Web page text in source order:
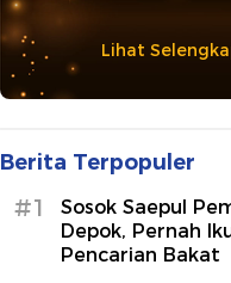
Lihat
Berita Terpopuler
#1
Sosok Saepul
Depok, Pernah
Pencarian Bakat